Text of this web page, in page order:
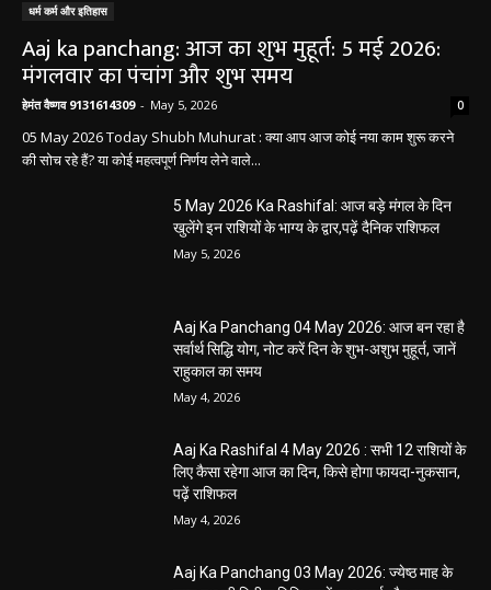
धर्म कर्म और इतिहास
Aaj ka panchang: आज का शुभ मुहूर्त: 5 मई 2026:
मंगलवार का पंचांग और शुभ समय
हेमंत वैष्णव 9131614309 - May 5, 2026 0
05 May 2026 Today Shubh Muhurat : क्या आप आज कोई नया काम शुरू करने
की सोच रहे हैं? या कोई महत्वपूर्ण निर्णय लेने वाले...
5 May 2026 Ka Rashifal: आज बड़े मंगल के दिन
खुलेंगे इन राशियों के भाग्य के द्वार,पढ़ें दैनिक राशिफल
May 5, 2026
Aaj Ka Panchang 04 May 2026: आज बन रहा है
सर्वार्थ सिद्धि योग, नोट करें दिन के शुभ-अशुभ मुहूर्त, जानें
राहुकाल का समय
May 4, 2026
Aaj Ka Rashifal 4 May 2026 : सभी 12 राशियों के
लिए कैसा रहेगा आज का दिन, किसे होगा फायदा-नुकसान,
पढ़ें राशिफल
May 4, 2026
Aaj Ka Panchang 03 May 2026: ज्येष्ठ माह के